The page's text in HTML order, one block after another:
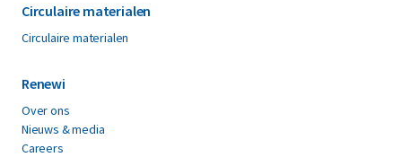
Circulaire materialen
Circulaire materialen
Renewi
Over ons
Nieuws & media
Careers